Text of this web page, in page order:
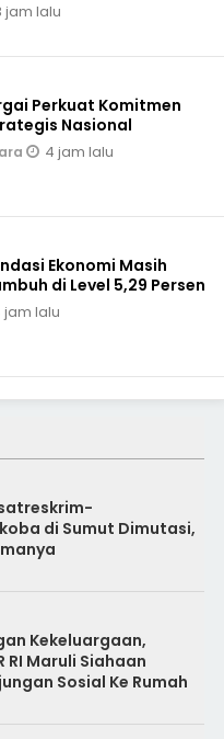
jam lalu
Perkuat Komitmen
Nasional
4 jam lalu
Ekonomi Masih
di Level 5,29 Persen
jam lalu
di Sumut Dimutasi,
Kekeluargaan,
RI Maruli Siahaan
Sosial Ke Rumah